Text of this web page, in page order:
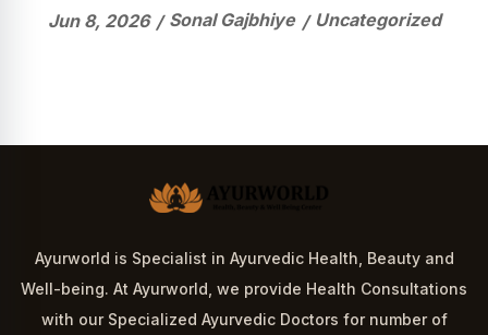
Jun 8, 2026 Sonal Gajbhiye Uncategorized
Ayurworld is Specialist in Ayurvedic Health, Beauty and
Well-being. At Ayurworld, we provide Health Consultations
with our Specialized Ayurvedic Doctors for number of